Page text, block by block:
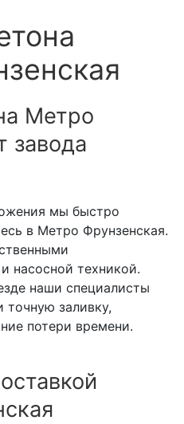
Метро
завода
мы быстро
в Метро Фрунзенская.
насосной техникой.
наши специалисты
точную заливку,
потери времени.